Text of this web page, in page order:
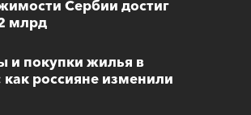
Сербии достиг
млрд
и покупки жилья в
россияне изменили